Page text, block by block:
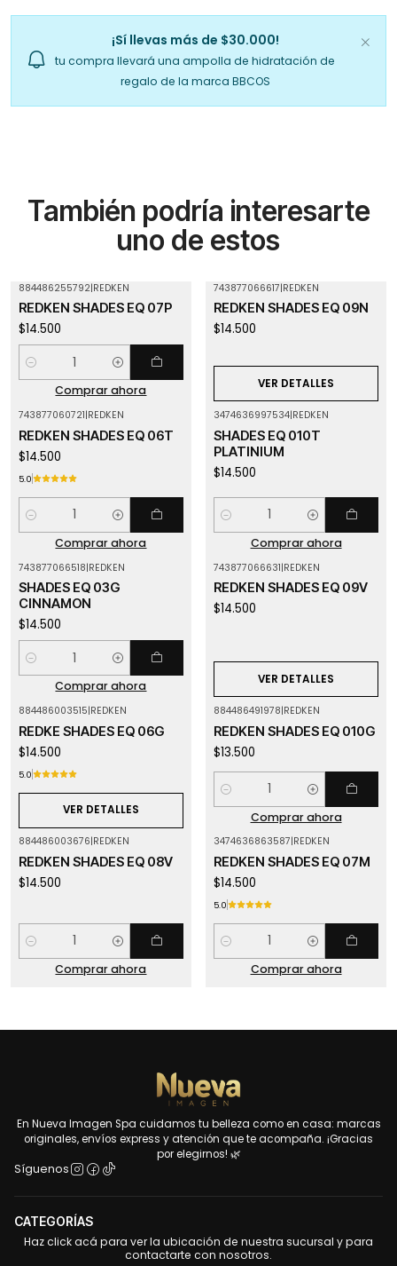
¡Sí llevas más de $30.000!
tu compra llevará una ampolla de hidratación de
regalo de la marca BBCOS
También podría interesarte
uno de estos
884486255792|REDKEN
REDKEN SHADES EQ 07P
$14.500
Cantidad
Comprar ahora
743877066617|REDKEN
REDKEN SHADES EQ 09N
$14.500
VER DETALLES
743877060721|REDKEN
REDKEN SHADES EQ 06T
$14.500
5.0
Cantidad
Comprar ahora
3474636997534|REDKEN
SHADES EQ 010T
PLATINIUM
$14.500
Cantidad
Comprar ahora
743877066518|REDKEN
SHADES EQ 03G
CINNAMON
$14.500
Cantidad
Comprar ahora
743877066631|REDKEN
REDKEN SHADES EQ 09V
$14.500
VER DETALLES
884486003515|REDKEN
REDKE SHADES EQ 06G
$14.500
5.0
VER DETALLES
884486491978|REDKEN
REDKEN SHADES EQ 010G
$13.500
Cantidad
Comprar ahora
884486003676|REDKEN
REDKEN SHADES EQ 08V
$14.500
Cantidad
Comprar ahora
3474636863587|REDKEN
REDKEN SHADES EQ 07M
$14.500
5.0
Cantidad
Comprar ahora
En Nueva Imagen Spa cuidamos tu belleza como en casa: marcas
originales, envíos express y atención que te acompaña. ¡Gracias
por elegirnos! 🌿
Síguenos
CATEGORÍAS
Haz click acá para ver la ubicación de nuestra sucursal y para
contactarte con nosotros.